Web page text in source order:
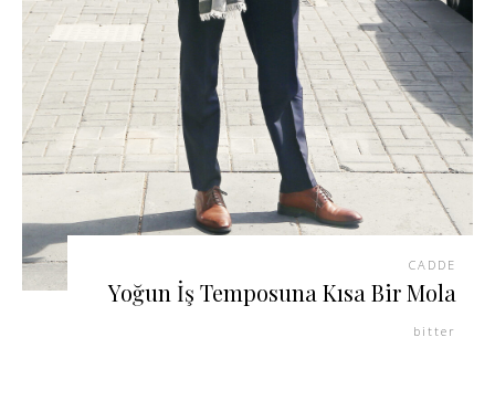
CADDE
Yoğun İş Temposuna Kısa Bir Mola
bitter